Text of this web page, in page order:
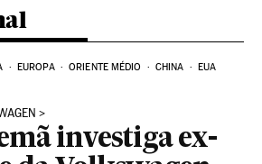
EUROPA ORIENTE MÉDIO CHINA EUA
investiga ex-